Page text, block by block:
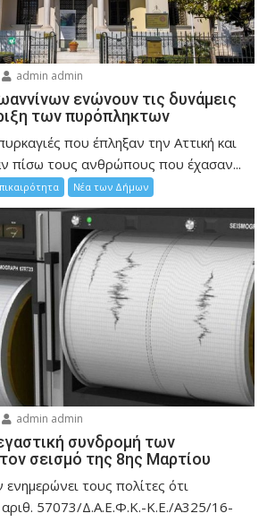
admin admin
ενώνουν τις δυνάμεις
των πυρόπληκτων
που έπληξαν την Αττική και
πίσω τους ανθρώπους που έχασαν...
Νέα των Δήμων
admin admin
συνδρομή των
σεισμό της 8ης Μαρτίου
τους πολίτες ότι
αριθ. 57073/Δ.Α.Ε.Φ.Κ.-Κ.Ε./Α325/16-